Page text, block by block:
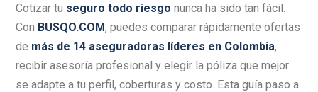
Cotizar tu seguro todo riesgo nunca ha sido tan fácil.
Con BUSQO.COM, puedes comparar rápidamente ofertas
de más de 14 aseguradoras líderes en Colombia,
recibir asesoría profesional y elegir la póliza que mejor
se adapte a tu perfil, coberturas y costo. Esta guía paso a